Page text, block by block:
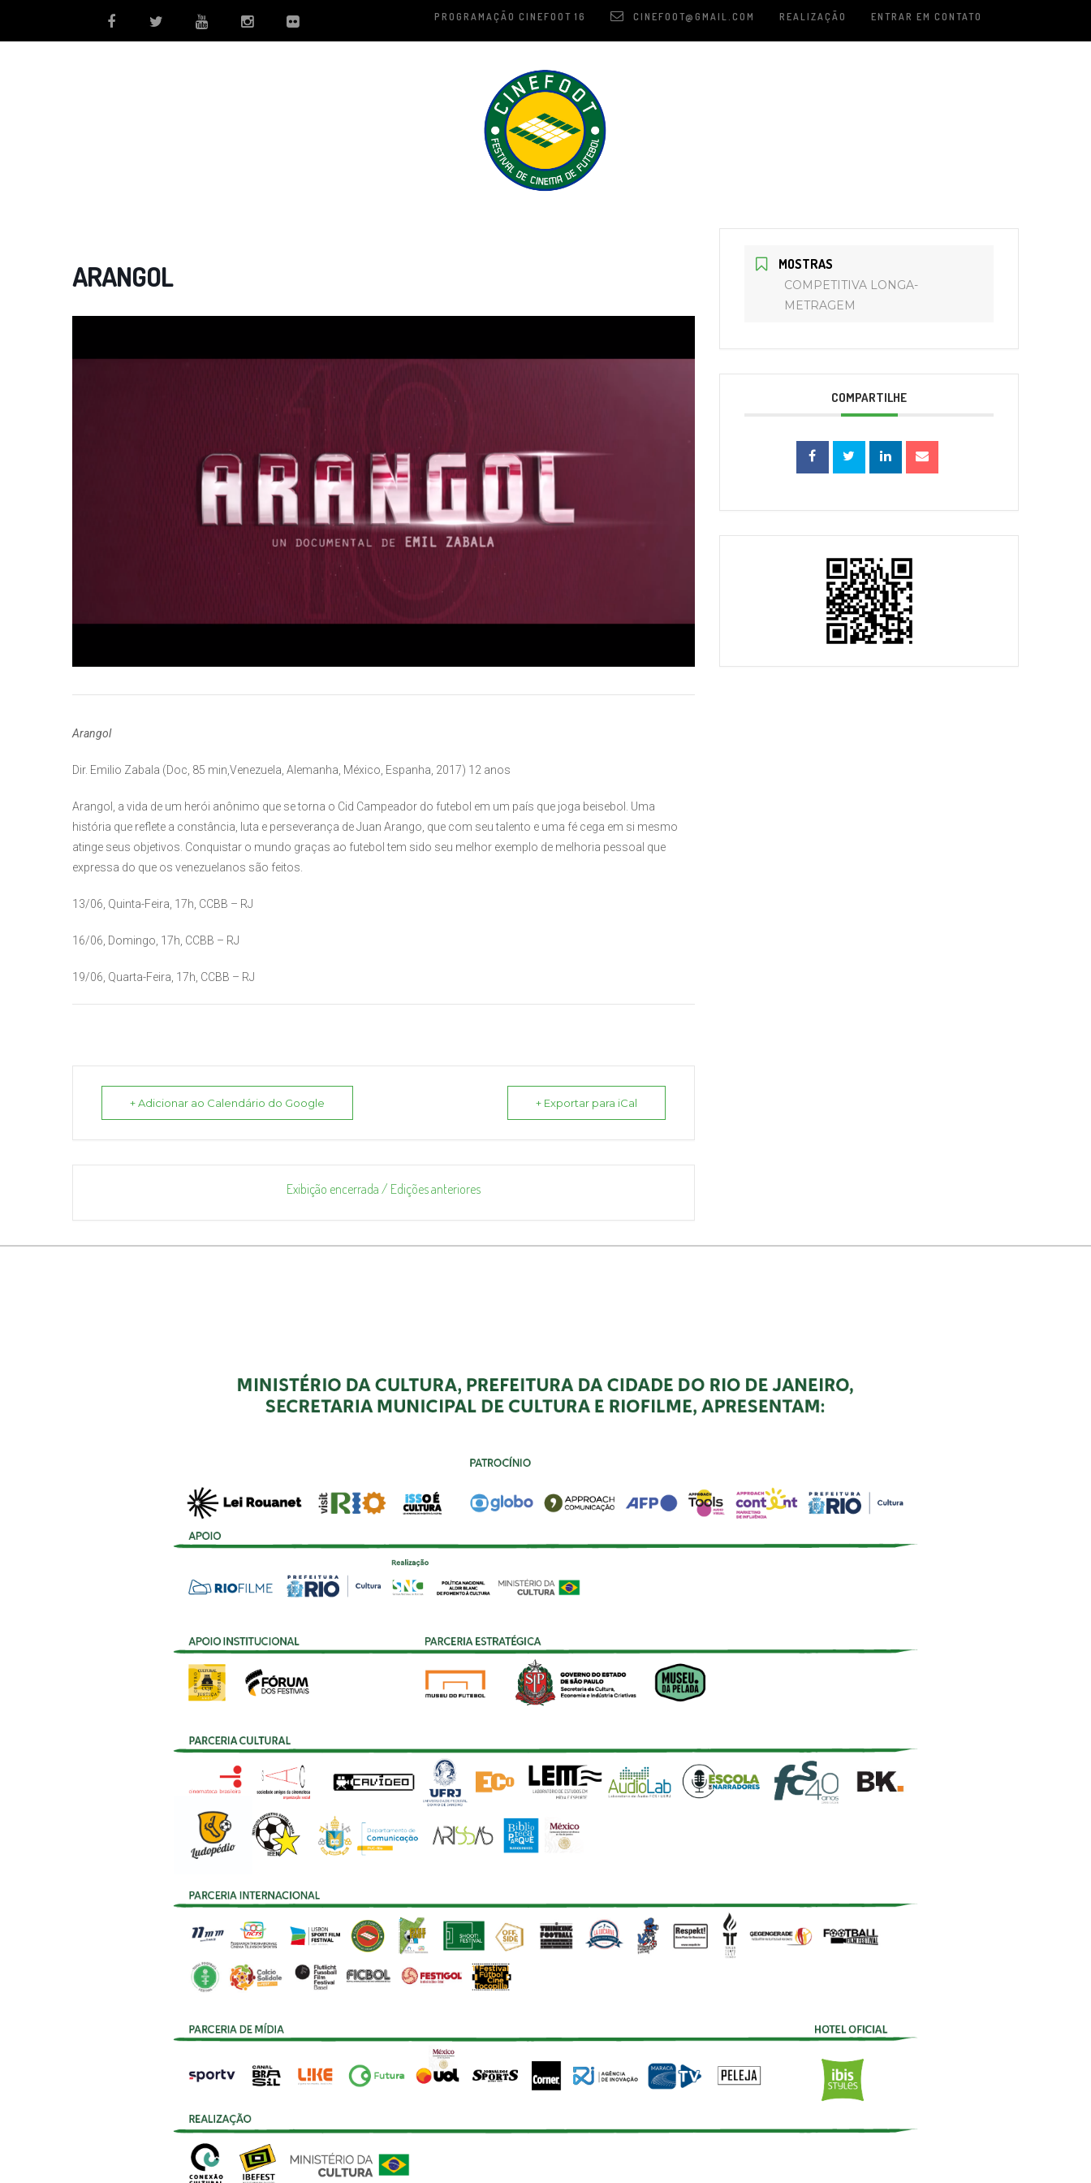
PROGRAMAÇÃO CINEFOOT 16 CINEFOOT@GMAIL.COM REALIZAÇÃO ENTRAR EM CONTATO
ARANGOL
Arangol
Dir. Emilio Zabala (Doc, 85 min,Venezuela, Alemanha, México, Espanha, 2017) 12 anos
Arangol, a vida de um herói anônimo que se torna o Cid Campeador do futebol em um país que joga beisebol. Uma
história que reflete a constância, luta e perseverança de Juan Arango, que com seu talento e uma fé cega em si mesmo
atinge seus objetivos. Conquistar o mundo graças ao futebol tem sido seu melhor exemplo de melhoria pessoal que
expressa do que os venezuelanos são feitos.
13/06, Quinta-Feira, 17h, CCBB – RJ
16/06, Domingo, 17h, CCBB – RJ
19/06, Quarta-Feira, 17h, CCBB – RJ
+ Adicionar ao Calendário do Google + Exportar para iCal
Exibição encerrada / Edições anteriores
MOSTRAS
COMPETITIVA LONGA-
METRAGEM
COMPARTILHE